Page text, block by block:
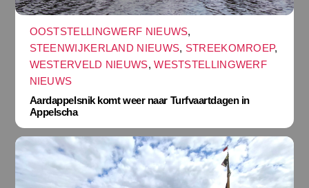
OOSTSTELLINGWERF NIEUWS,
STEENWIJKERLAND NIEUWS, STREEKOMROEP,
WESTERVELD NIEUWS,WESTSTELLINGWERF
NIEUWS
Aardappelsnik komt weer naar Turfvaartdagen in
Appelscha